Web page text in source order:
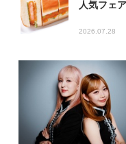
人気フェ
2026.07.28